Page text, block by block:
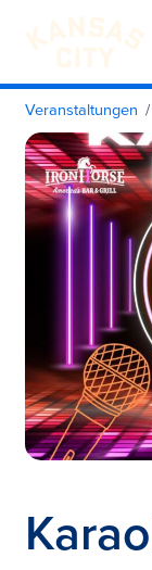
Besuchen Sie
Zum Inhalt springen
Veranstaltungen